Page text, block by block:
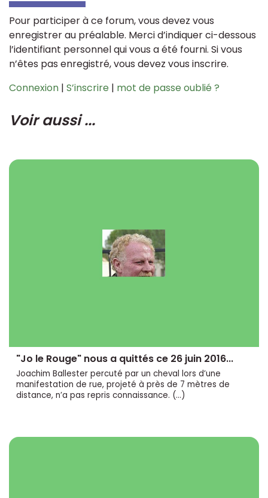
Pour participer à ce forum, vous devez vous
enregistrer au préalable. Merci d’indiquer ci-dessous
l’identifiant personnel qui vous a été fourni. Si vous
n’êtes pas enregistré, vous devez vous inscrire.
Connexion | S’inscrire | mot de passe oublié ?
Voir aussi ...
"Jo le Rouge" nous a quittés ce 26 juin 2016...
Joachim Ballester percuté par un cheval lors d’une
manifestation de rue, projeté à près de 7 mètres de
distance, n’a pas repris connaissance. (…)